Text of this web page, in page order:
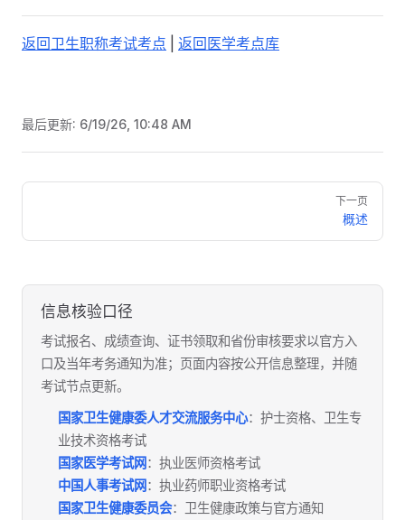
返回卫生职称考试考点 返回医学考点库
最后更新: 6/19/26, 10:48 AM
Pager
下一页
概述
信息核验口径
考试报名、成绩查询、证书领取和省份审核要求以官方入
口及当年考务通知为准；页面内容按公开信息整理，并随
考试节点更新。
国家卫生健康委人才交流服务中心：护士资格、卫生专
业技术资格考试
国家医学考试网 ：执业医师资格考试
中国人事考试网 ：执业药师职业资格考试
国家卫生健康委员会：卫生健康政策与官方通知